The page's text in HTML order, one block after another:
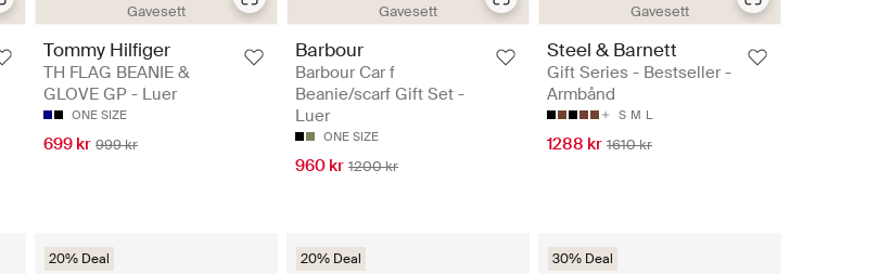
Gavesett
Tommy Hilfiger
TH FLAG BEANIE &
GLOVE GP - Luer
ONE SIZE
699 kr 999 kr
Gavesett
Barbour
Barbour Car f
Beanie/scarf Gift Set -
Luer
ONE SIZE
960 kr 1200 kr
Gavesett
Steel & Barnett
Gift Series - Bestseller -
Armbånd
S M L
1288 kr 1610 kr
20% Deal 20% Deal 30% Deal